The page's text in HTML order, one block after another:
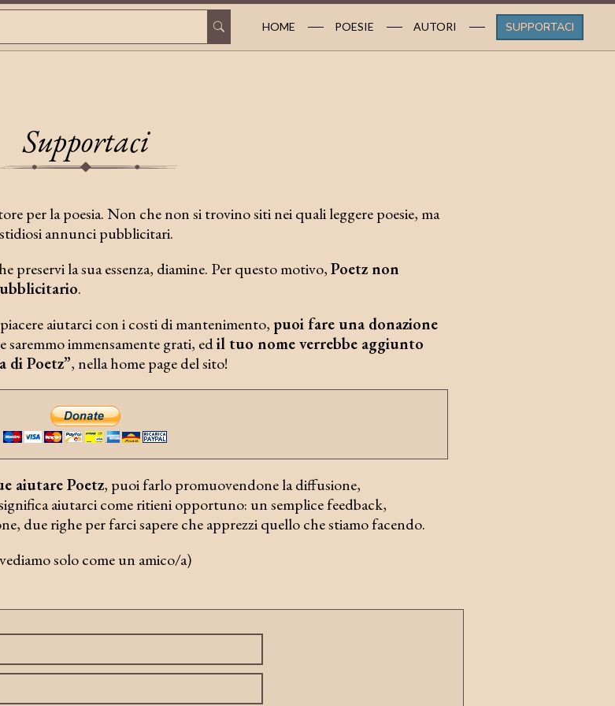
HOME POESIE AUTORI SUPPORTACI
Supportaci
per la poesia. Non che non si trovino siti nei quali leggere poesie, ma
annunci pubblicitari.
preservi la sua essenza, diamine. Per questo motivo,Poetz non
.
aiutarci con i costi di mantenimento, puoi fare una donazione
saremmo immensamente grati, edil tuo nome verrebbe aggiunto
di Poetz”, nella home page del sito!
aiutare Poetz, puoi farlo promuovendone la diffusione,
aiutarci come ritieni opportuno: un semplice feedback,
due righe per farci sapere che apprezzi quello che stiamo facendo.
solo come un amico/a)